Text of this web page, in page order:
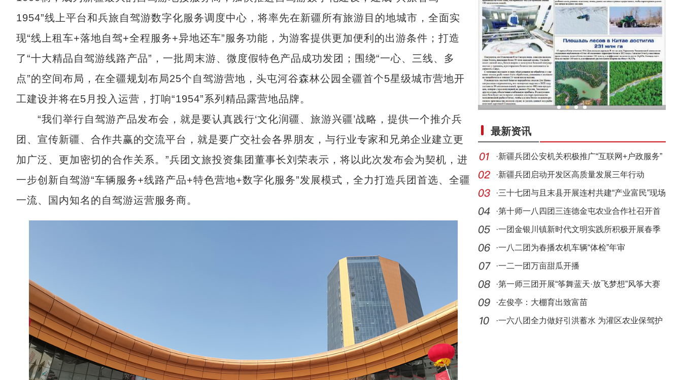
1954”线上平台和兵旅自驾游数字化服务调度中心，将率先在新疆所有旅游目的地城市，全面实
现“线上租车+落地自驾+全程服务+异地还车”服务功能，为游客提供更加便利的出游条件；打造
了“十大精品自驾游线路产品”，一批周末游、微度假特色产品成功发团；围绕“一心、三线、多
点”的空间布局，在全疆规划布局25个自驾游营地，头屯河谷森林公园全疆首个5星级城市营地开
工建设并将在5月投入运营，打响“1954”系列精品露营地品牌。
“我们举行自驾游产品发布会，就是要认真践行‘文化润疆、旅游兴疆’战略，提供一个推介兵
团、宣传新疆、合作共赢的交流平台，就是要广交社会各界朋友，与行业专家和兄弟企业建立更
加广泛、更加密切的合作关系。”兵团文旅投资集团董事长刘荣表示，将以此次发布会为契机，进
一步创新自驾游“车辆服务+线路产品+特色营地+数字化服务”发展模式，全力打造兵团首选、全疆
一流、国内知名的自驾游运营服务商。
新疆北部团场：机械破雪作业拉开春播序幕
最新资讯
·新疆兵团公安机关积极推广“互联网+户政服务”
·新疆兵团启动开发区高质量发展三年行动
·三十七团与且末县开展连村共建“产业富民”现场
推
·第十师一八四团三连德金屯农业合作社召开首
次分红
·一团金银川镇新时代文明实践所积极开展春季
义务植
·一八二团为春播农机车辆“体检”年审
·一二一团万亩甜瓜开播
·第一师三团开展“筝舞蓝天·放飞梦想”风筝大赛
·左俊亭：大棚育出致富苗
·一六八团全力做好引洪蓄水 为灌区农业保驾护